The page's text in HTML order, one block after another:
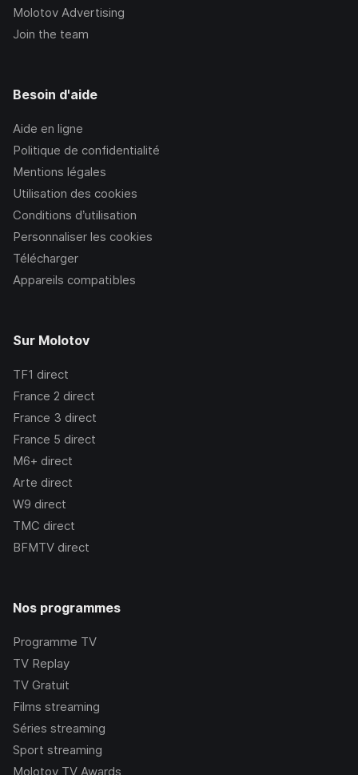
Molotov Advertising
Join the team
Besoin d'aide
Aide en ligne
Politique de confidentialité
Mentions légales
Utilisation des cookies
Conditions d’utilisation
Personnaliser les cookies
Télécharger
Appareils compatibles
Sur Molotov
TF1 direct
France 2 direct
France 3 direct
France 5 direct
M6+ direct
Arte direct
W9 direct
TMC direct
BFMTV direct
Nos programmes
Programme TV
TV Replay
TV Gratuit
Films streaming
Séries streaming
Sport streaming
Molotov TV Awards